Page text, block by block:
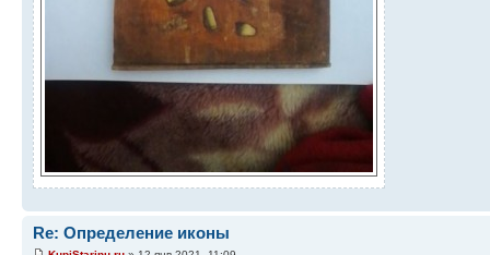
Re: Определение иконы